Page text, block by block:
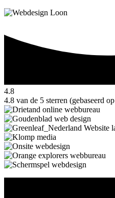
4.8
4.8 van de 5 sterren (gebaseerd op